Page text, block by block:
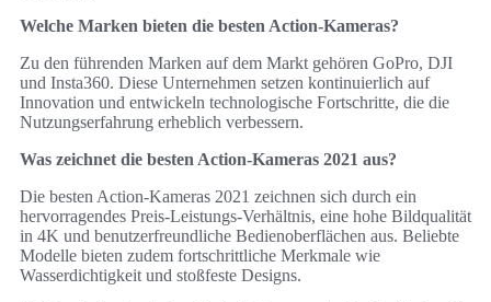
Welche Marken bieten die besten Action-Kameras?
Zu den führenden Marken auf dem Markt gehören GoPro, DJI
und Insta360. Diese Unternehmen setzen kontinuierlich auf
Innovation und entwickeln technologische Fortschritte, die die
Nutzungserfahrung erheblich verbessern.
Was zeichnet die besten Action-Kameras 2021 aus?
Die besten Action-Kameras 2021 zeichnen sich durch ein
hervorragendes Preis-Leistungs-Verhältnis, eine hohe Bildqualität
in 4K und benutzerfreundliche Bedienoberflächen aus. Beliebte
Modelle bieten zudem fortschrittliche Merkmale wie
Wasserdichtigkeit und stoßfeste Designs.